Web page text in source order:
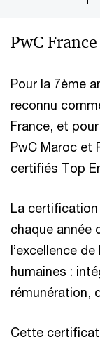
PwC
Pour la 7ème
reconnu
France, et
PwC Maroc et
certifiés Top
La certification
chaque année
l’excellence
humaines :
rémunération,
Cette